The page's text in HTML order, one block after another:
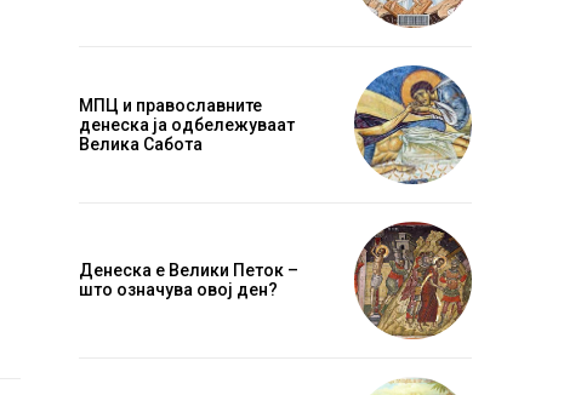
МПЦ и православните
денеска ја одбележуваат
Велика Сабота
Денеска е Велики Петок –
што означува овој ден?